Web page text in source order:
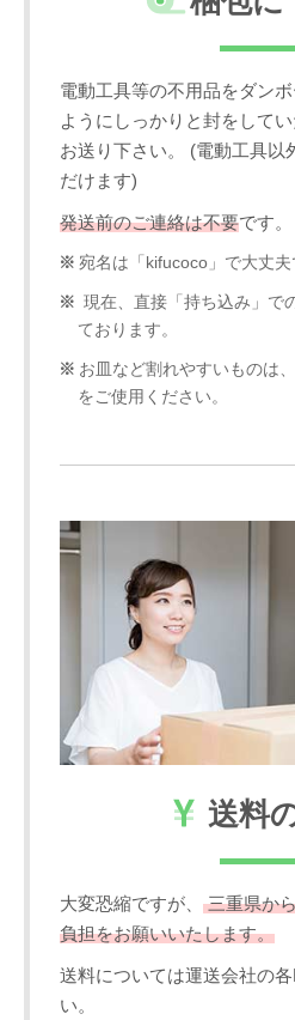
電動工具等の不用品をダン
ようにしっかりと封をして
お送り下さい。 (電動工具以
だけます)
発送前のご連絡は不要です。
宛名は「kifucoco」で大丈夫
現在、直接「持ち込み」で
ております。
お皿など割れやすいものは
をご使用ください。
送料
大変恐縮ですが、 三重県か
負担をお願いいたします。
送料については運送会社の
い。